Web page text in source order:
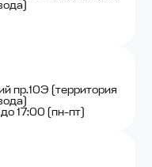
пр.10Э (территория
17:00 (пн-пт)